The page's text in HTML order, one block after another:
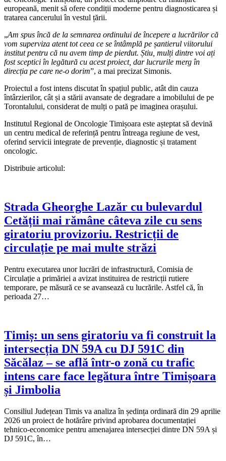
europeană, menit să ofere condiții moderne pentru diagnosticarea și
tratarea cancerului în vestul țării.
„Am spus încă de la semnarea ordinului de începere a lucrărilor că
vom superviza atent tot ceea ce se întâmplă pe șantierul viitorului
institut pentru că nu avem timp de pierdut. Știu, mulți dintre voi ați
fost sceptici în legătură cu acest proiect, dar lucrurile merg în
direcția pe care ne-o dorim”, a mai precizat Simonis.
Proiectul a fost intens discutat în spațiul public, atât din cauza
întârzierilor, cât și a stării avansate de degradare a imobilului de pe
Torontalului, considerat de mulți o pată pe imaginea orașului.
Institutul Regional de Oncologie Timișoara este așteptat să devină
un centru medical de referință pentru întreaga regiune de vest,
oferind servicii integrate de prevenție, diagnostic și tratament
oncologic.
Distribuie articolul:
Strada Gheorghe Lazăr cu bulevardul
Cetății mai rămâne câteva zile cu sens
giratoriu provizoriu. Restricții de
circulație pe mai multe străzi
Pentru executarea unor lucrări de infrastructură, Comisia de
Circulație a primăriei a avizat instituirea de restricții rutiere
temporare, pe măsură ce se avansează cu lucrările. Astfel că, în
perioada 27…
Timiș: un sens giratoriu va fi construit la
intersecția DN 59A cu DJ 591C din
Săcălaz – se află într-o zonă cu trafic
intens care face legătura între Timișoara
și Jimbolia
Consiliul Județean Timis va analiza în ședința ordinară din 29 aprilie
2026 un proiect de hotărâre privind aprobarea documentației
tehnico-economice pentru amenajarea intersecției dintre DN 59A și
DJ 591C, în…